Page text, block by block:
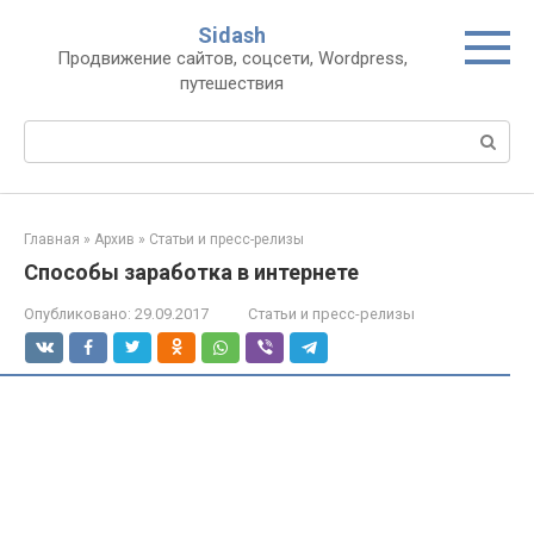
контенту
Sidash
Продвижение сайтов, соцсети, Wordpress,
путешествия
Главная » Архив » Статьи и пресс-релизы
Способы заработка в интернете
Опубликовано: 29.09.2017 Статьи и пресс-релизы